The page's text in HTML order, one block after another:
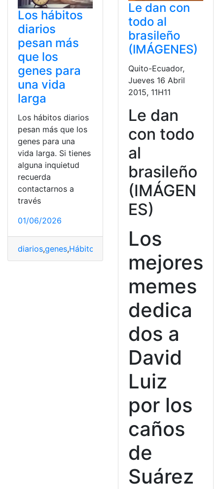
Los hábitos
diarios
pesan más
que los
genes para
una vida
larga
Los hábitos diarios
pesan más que los
genes para una
vida larga. Si tienes
alguna inquietud
recuerda
contactarnos a
través
01/06/2026
diarios,genes,Hábitos Vida
Le dan con
todo al
brasileño
(IMÁGENES)
Quito-Ecuador,
Jueves 16 Abril
2015, 11H11
Le dan
con todo
al
brasileño
(IMÁGEN
ES)
Los
mejores
memes
dedica
dos a
David
Luiz
por los
caños
de
Suárez